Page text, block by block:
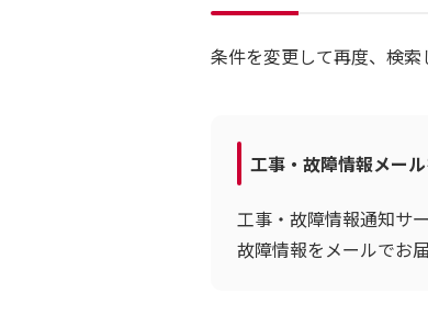
条件を変更して再度、検索
工事・故障情報メー
工事・故障情報通知サ
故障情報をメールでお